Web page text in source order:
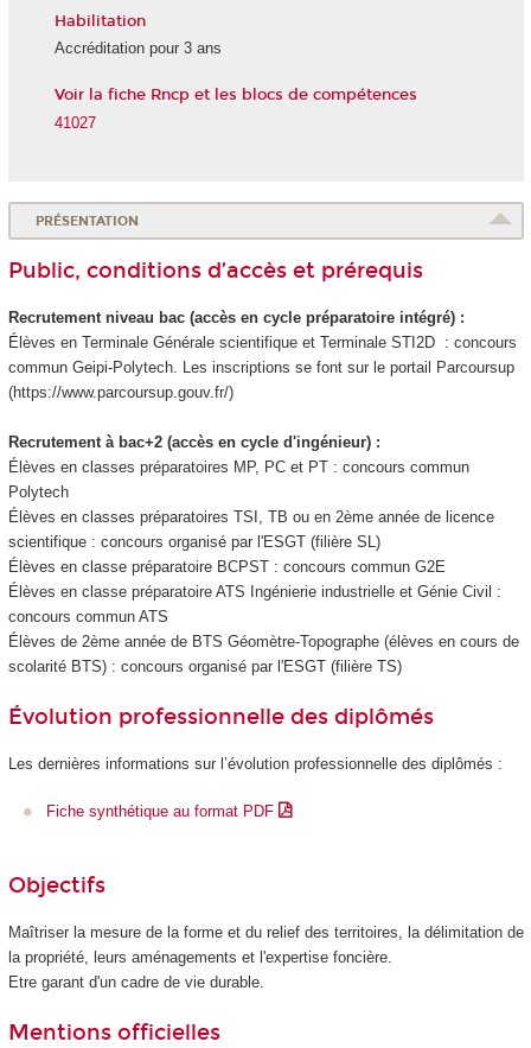
Habilitation
Accréditation pour 3 ans
Voir la fiche Rncp et les blocs de compétences
41027
PRÉSENTATION
Public, conditions d’accès et prérequis
Recrutement niveau bac (accès en cycle préparatoire intégré) :
Élèves en Terminale Générale scientifique et Terminale STI2D : concours
commun Geipi-Polytech. Les inscriptions se font sur le portail Parcoursup
(https://www.parcoursup.gouv.fr/)
Recrutement à bac+2 (accès en cycle d'ingénieur) :
Élèves en classes préparatoires MP, PC et PT : concours commun
Polytech
Élèves en classes préparatoires TSI, TB ou en 2ème année de licence
scientifique : concours organisé par l'ESGT (filière SL)
Élèves en classe préparatoire BCPST : concours commun G2E
Élèves en classe préparatoire ATS Ingénierie industrielle et Génie Civil :
concours commun ATS
Élèves de 2ème année de BTS Géomètre-Topographe (élèves en cours de
scolarité BTS) : concours organisé par l'ESGT (filière TS)
Évolution professionnelle des diplômés
Les dernières informations sur l’évolution professionnelle des diplômés :
Fiche synthétique au format PDF
Objectifs
Maîtriser la mesure de la forme et du relief des territoires, la délimitation de
la propriété, leurs aménagements et l'expertise foncière.
Etre garant d'un cadre de vie durable.
Mentions officielles